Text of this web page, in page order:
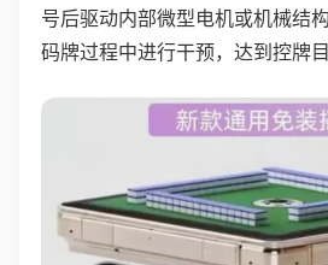
号后驱动内部微型电机或机械结
码牌过程中进行干预，达到控牌目